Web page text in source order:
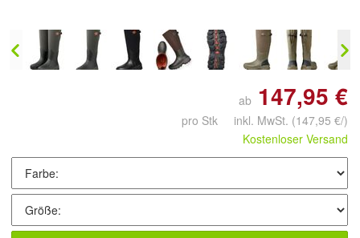
ab 147,95 €
pro Stk inkl. MwSt. (147,95 €/)
Kostenloser Versand